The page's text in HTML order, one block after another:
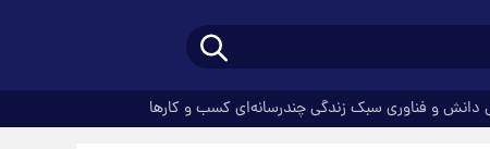
دانش و فناوری سبک زندگیچندرسانه‌ای کسب و کارها